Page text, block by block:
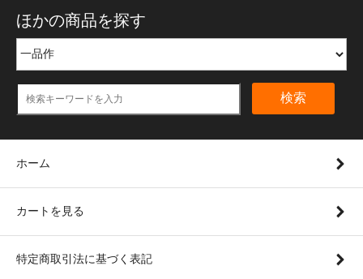
ほかの商品を探す
検索
ホーム
カートを見る
特定商取引法に基づく表記